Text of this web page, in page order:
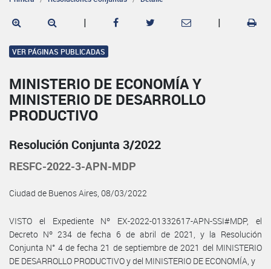
| |
VER PÁGINAS PUBLICADAS
MINISTERIO DE ECONOMÍA Y
MINISTERIO DE DESARROLLO
PRODUCTIVO
Resolución Conjunta 3/2022
RESFC-2022-3-APN-MDP
Ciudad de Buenos Aires, 08/03/2022
VISTO el Expediente Nº EX-2022-01332617-APN-SSI#MDP, el
Decreto Nº 234 de fecha 6 de abril de 2021, y la Resolución
Conjunta N° 4 de fecha 21 de septiembre de 2021 del MINISTERIO
DE DESARROLLO PRODUCTIVO y del MINISTERIO DE ECONOMÍA, y